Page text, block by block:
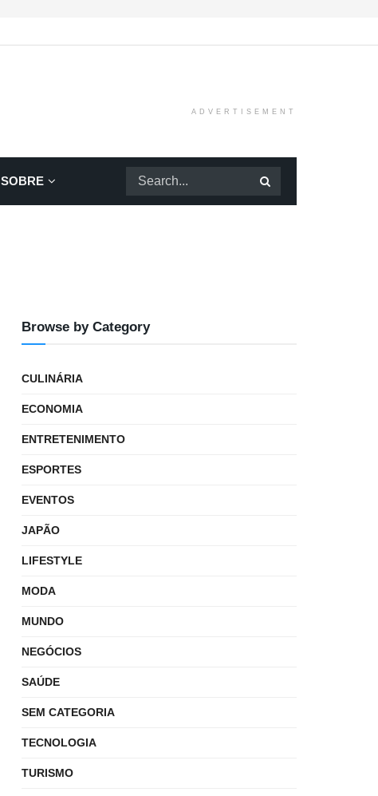
ADVERTISEMENT
SOBRE
Browse by Category
CULINÁRIA
ECONOMIA
ENTRETENIMENTO
ESPORTES
EVENTOS
JAPÃO
LIFESTYLE
MODA
MUNDO
NEGÓCIOS
SAÚDE
SEM CATEGORIA
TECNOLOGIA
TURISMO